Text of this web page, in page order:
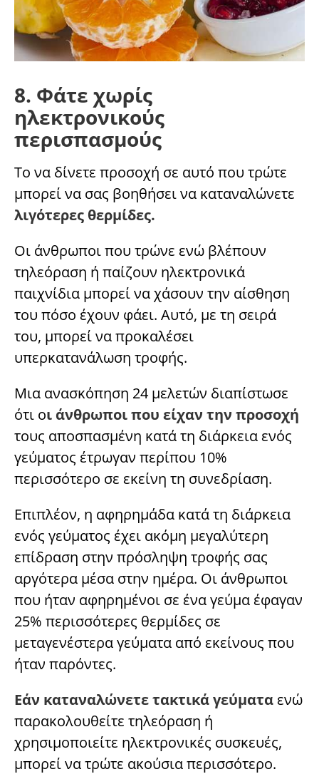
8. Φάτε χωρίς
ηλεκτρονικούς
περισπασμούς
Το να δίνετε προσοχή σε αυτό που τρώτε
μπορεί να σας βοηθήσει να καταναλώνετε
λιγότερες θερμίδες.
Οι άνθρωποι που τρώνε ενώ βλέπουν
τηλεόραση ή παίζουν ηλεκτρονικά
παιχνίδια μπορεί να χάσουν την αίσθηση
του πόσο έχουν φάει. Αυτό, με τη σειρά
του, μπορεί να προκαλέσει
υπερκατανάλωση τροφής.
Μια ανασκόπηση 24 μελετών διαπίστωσε
ότι οι άνθρωποι που είχαν την προσοχή
τους αποσπασμένη κατά τη διάρκεια ενός
γεύματος έτρωγαν περίπου 10%
περισσότερο σε εκείνη τη συνεδρίαση.
Επιπλέον, η αφηρημάδα κατά τη διάρκεια
ενός γεύματος έχει ακόμη μεγαλύτερη
επίδραση στην πρόσληψη τροφής σας
αργότερα μέσα στην ημέρα. Οι άνθρωποι
που ήταν αφηρημένοι σε ένα γεύμα έφαγαν
25% περισσότερες θερμίδες σε
μεταγενέστερα γεύματα από εκείνους που
ήταν παρόντες.
Εάν καταναλώνετε τακτικά γεύματα ενώ
παρακολουθείτε τηλεόραση ή
χρησιμοποιείτε ηλεκτρονικές συσκευές,
μπορεί να τρώτε ακούσια περισσότερο.